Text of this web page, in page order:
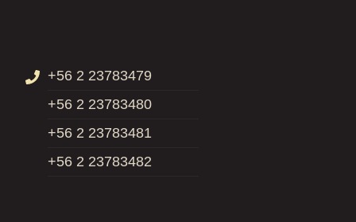
+56 2 23783479
+56 2 23783480
+56 2 23783481
+56 2 23783482